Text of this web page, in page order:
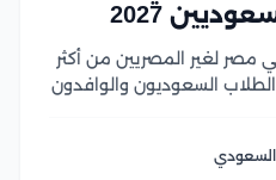
2027
لغير المصريين من أكثر
السعوديون والوافدون
الدول...
السعودي